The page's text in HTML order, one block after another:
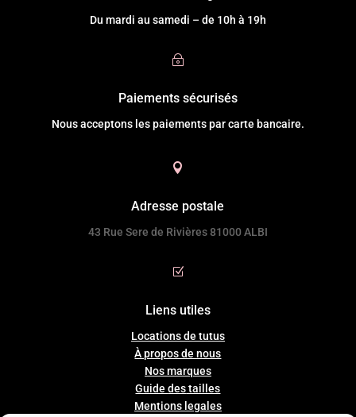
Du mardi au samedi – de 10h à 19h
~
Paiements sécurisés
Nous acceptons les paiements par carte bancaire.

Adresse postale
43 Rue Sere de Rivières 81000 ALBI
Z
Liens utiles
Locations de tutus
À propos de nous
Nos marques
Guidedestailles
Mentions legales